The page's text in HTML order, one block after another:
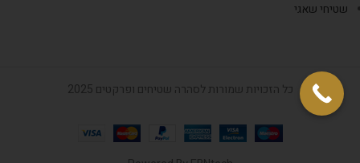
שטיחי שאגי
כל הזכויות שמורות לסהרה שטיחים ופרקטים 2025